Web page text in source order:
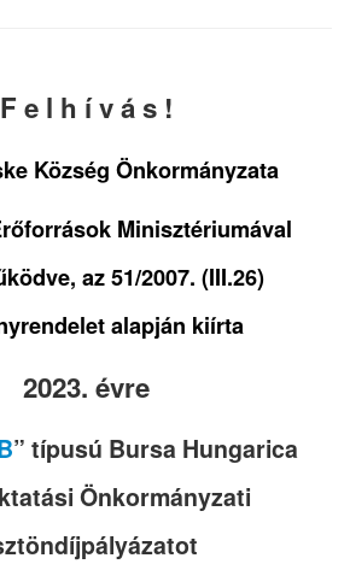
F e l h í v á s !
Község Önkormányzata
Minisztériumával
az 51/2007. (III.26)
alapján kiírta
2023. évre
” típusú Bursa Hungarica
Önkormányzati